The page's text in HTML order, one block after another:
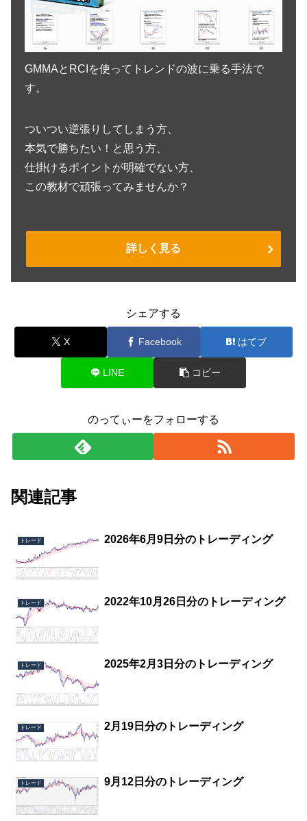
GMMAとRCIを使ってトレンドの波に乗る手法で
す。
ついつい逆張りしてしまう方、
本気で勝ちたい！と思う方、
仕掛けるポイントが明確でない方、
この教材で頑張ってみませんか？
詳しく見る
シェアする
X Facebook はてブ
LINE コピー
のってぃーをフォローする
関連記事
トレード 2026年6月9日分のトレーディング
トレード 2022年10月26日分のトレーディング
トレード 2025年2月3日分のトレーディング
トレード 2月19日分のトレーディング
トレード 9月12日分のトレーディング